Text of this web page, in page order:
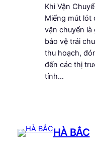
Khi Vận
Miếng mút lót
vận chuyển là
bảo vệ trái
thu hoạch,
đến các thị
tính…
HÀ BẮC